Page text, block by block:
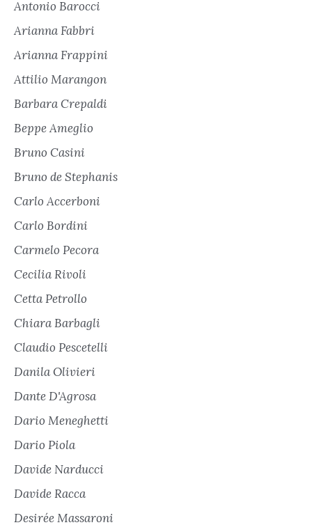
Antonio Barocci
Arianna Fabbri
Arianna Frappini
Attilio Marangon
Barbara Crepaldi
Beppe Ameglio
Bruno Casini
Bruno de Stephanis
Carlo Accerboni
Carlo Bordini
Carmelo Pecora
Cecilia Rivoli
Cetta Petrollo
Chiara Barbagli
Claudio Pescetelli
Danila Olivieri
Dante D'Agrosa
Dario Meneghetti
Dario Piola
Davide Narducci
Davide Racca
Desirée Massaroni